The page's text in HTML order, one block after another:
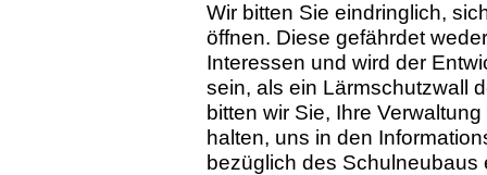
Wir bitten Sie eindringlich,
öffnen. Diese gefährdet
Interessen und wird der
sein, als ein Lärmschutzwall
bitten wir Sie, Ihre
halten, uns in den
bezüglich des Schulneubaus